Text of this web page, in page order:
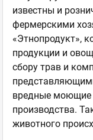
известны и
фермерскими
«Этнопродукт»,
продукции и
сбору трав и
вредные моющие
производства.
животного